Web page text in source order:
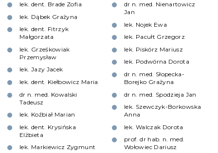
lek. dent. Brade Zofia
lek. Dąbek Grażyna
lek. dent. Fitrzyk
Małgorzata
lek. Grześkowiak
Przemysław
lek. Jazy Jacek
lek. dent. Kiełbowicz Maria
dr n. med. Kowalski
Tadeusz
lek. Koźbiał Marian
lek. dent. Krysińska
Elżbieta
lek. Markiewicz Zygmunt
dr n. med. Nienartowicz
Jan
lek. Nojek Ewa
lek. Pacułt Grzegorz
lek. Piskórz Mariusz
lek. Podwórna Dorota
dr n. med. Słopecka-
Borejko Grażyna
dr n. med. Spodzieja Jan
lek. Szewczyk-Borkowska
Anna
lek. Walczak Dorota
prof. dr hab. n. med.
Wołowiec Dariusz